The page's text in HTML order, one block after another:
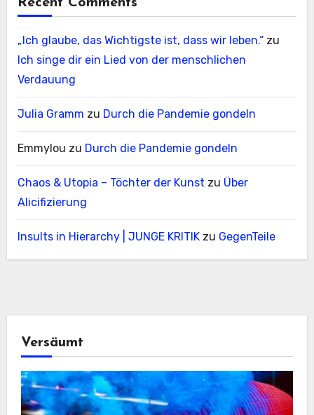
Recent Comments
„Ich glaube, das Wichtigste ist, dass wir leben.“zu
Ich singe dir ein Lied von der menschlichen
Verdauung
Julia Gramm zu Durch die Pandemie gondeln
Emmylou zu Durch die Pandemie gondeln
Chaos & Utopia – Töchter der Kunst zu Über
Alicifizierung
Insults in Hierarchy | JUNGE KRITIKzu GegenTeile
Versäumt